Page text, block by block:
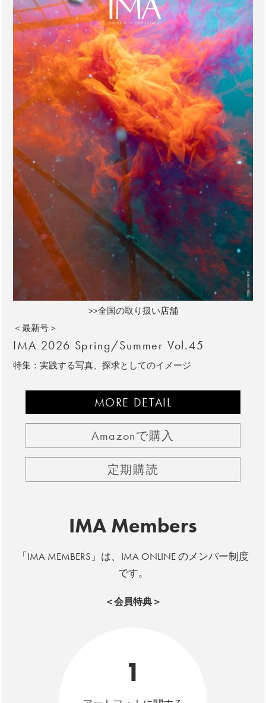
>>全国の取り扱い店舗
＜最新号＞
IMA 2026 Spring/Summer Vol.45
特集：実践する写真、探求としてのイメージ
MORE DETAIL
Amazonで購入
定期購読
IMA Members
「IMA MEMBERS」は、IMA ONLINE のメンバー制度
です。
＜会員特典＞
1